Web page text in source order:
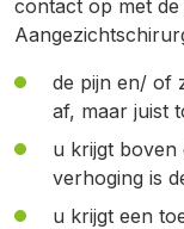
contact op met
de pijn en/ of
af, maar juist
u krijgt boven
verhoging is
u krijgt een